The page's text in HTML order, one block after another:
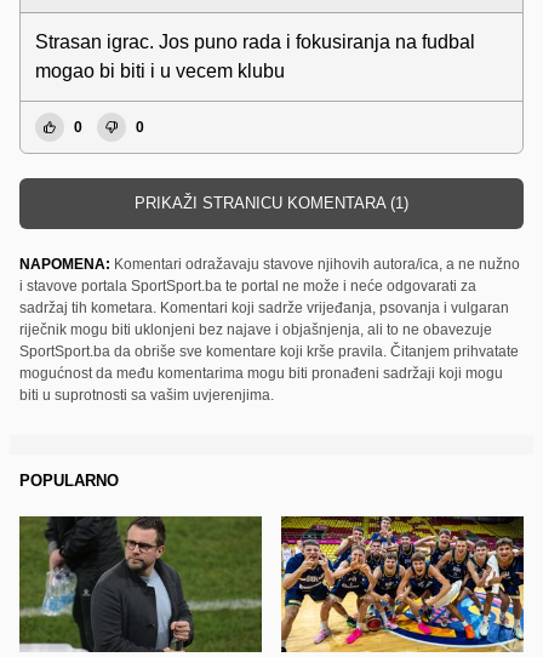
Strasan igrac. Jos puno rada i fokusiranja na fudbal
mogao bi biti i u vecem klubu
0 0
PRIKAŽI STRANICU KOMENTARA (1)
NAPOMENA: Komentari odražavaju stavove njihovih autora/ica, a ne nužno
i stavove portala SportSport.ba te portal ne može i neće odgovarati za
sadržaj tih kometara. Komentari koji sadrže vrijeđanja, psovanja i vulgaran
riječnik mogu biti uklonjeni bez najave i objašnjenja, ali to ne obavezuje
SportSport.ba da obriše sve komentare koji krše pravila. Čitanjem prihvatate
mogućnost da među komentarima mogu biti pronađeni sadržaji koji mogu
biti u suprotnosti sa vašim uvjerenjima.
POPULARNO